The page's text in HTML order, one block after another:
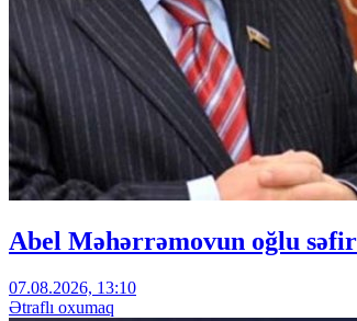
Abel Məhərrəmovun oğlu səfir
07.08.2026, 13:10
Ətraflı oxumaq